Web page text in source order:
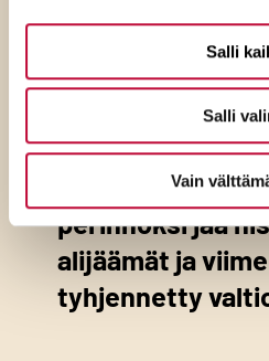
Salli
Salli
Vain
SDP:n Joona
perinnöksi jää
alijäämät ja
tyhjennetty